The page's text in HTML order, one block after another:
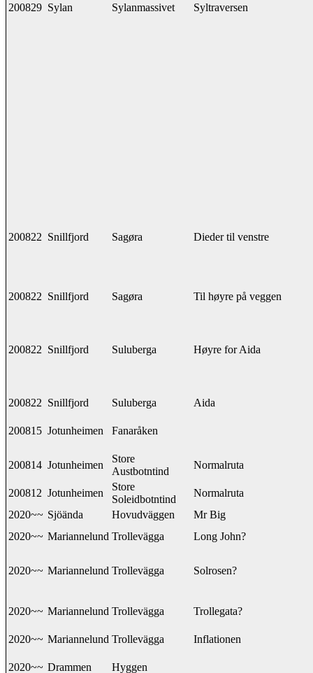
200829 Sylan Sylanmassivet Syltraversen
200822 Snillfjord Sagøra Dieder til venstre
200822 Snillfjord Sagøra Til høyre på veggen
200822 Snillfjord Suluberga Høyre for Aida
200822 Snillfjord Suluberga Aida
200815 Jotunheimen Fanaråken
200814 Jotunheimen
Store
Austbotntind
Normalruta
200812 Jotunheimen
Store
Soleidbotntind
Normalruta
2020~~ Sjöända Hovudväggen
Mr Big
2020~~ Mariannelund Trollevägga Long John?
2020~~ Mariannelund Trollevägga Solrosen?
2020~~ Mariannelund Trollevägga Trollegata?
2020~~ Mariannelund Trollevägga Inflationen
2020~~ Drammen Hyggen